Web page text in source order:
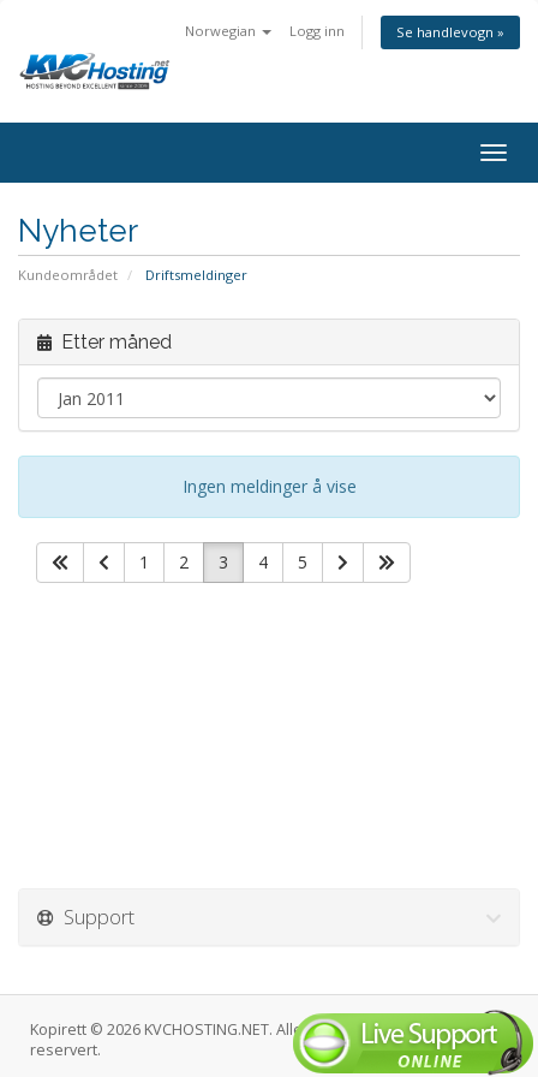
Norwegian Logg inn Se handlevogn »
Nyheter
Kundeområdet Driftsmeldinger
Etter måned
Ingen meldinger å vise
1 2 3 4 5
Support
Kopirett © 2026 KVCHOSTING.NET. Alle rettigheter er
reservert.